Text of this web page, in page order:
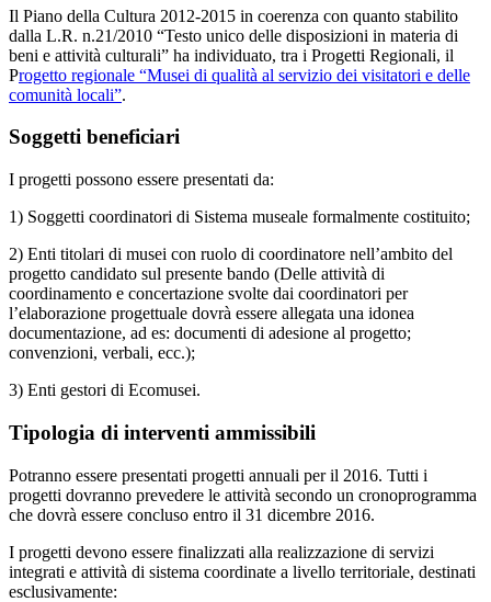
Il Piano della Cultura 2012-2015 in coerenza con quanto stabilito
dalla L.R. n.21/2010 “Testo unico delle disposizioni in materia di
beni e attività culturali” ha individuato, tra i Progetti Regionali, il
Progetto regionale “Musei di qualità al servizio dei visitatori e delle
comunità locali”.
Soggetti beneficiari
I progetti possono essere presentati da:
1) Soggetti coordinatori di Sistema museale formalmente costituito;
2) Enti titolari di musei con ruolo di coordinatore nell’ambito del
progetto candidato sul presente bando (Delle attività di
coordinamento e concertazione svolte dai coordinatori per
l’elaborazione progettuale dovrà essere allegata una idonea
documentazione, ad es: documenti di adesione al progetto;
convenzioni, verbali, ecc.);
3) Enti gestori di Ecomusei.
Tipologia di interventi ammissibili
Potranno essere presentati progetti annuali per il 2016. Tutti i
progetti dovranno prevedere le attività secondo un cronoprogramma
che dovrà essere concluso entro il 31 dicembre 2016.
I progetti devono essere finalizzati alla realizzazione di servizi
integrati e attività di sistema coordinate a livello territoriale, destinati
esclusivamente: